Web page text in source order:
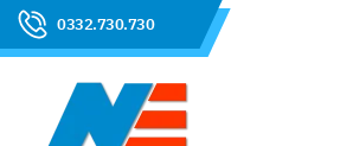
0332.730.730